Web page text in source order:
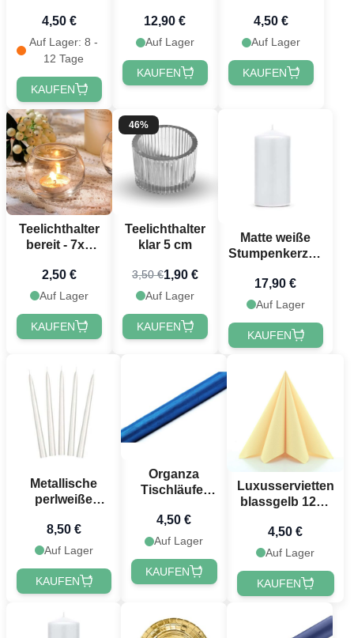
4,50 €
Auf Lager: 8 -
12 Tage
KAUFEN
12,90 €
Auf Lager
KAUFEN
Meter
4,50 €
Auf Lager
KAUFEN
Teelichthalter
bereit - 7x6
2,50 €
Auf Lager
KAUFEN
46%
Teelichthalter
klar 5 cm
3,50 €1,90 €
Auf Lager
KAUFEN
Matte weiße
Stumpenkerzen
17,90 €
Auf Lager
KAUFEN
Metallische
perlweiße
10x - 24 cm
8,50 €
Auf Lager
KAUFEN
Organza
Tischläufer
4,50 €
Auf Lager
KAUFEN
Luxusservietten
blassgelb 12x -
4,50 €
Auf Lager
KAUFEN